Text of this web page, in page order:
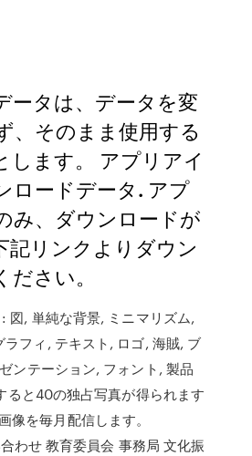
ータは、データを変
、そのまま使用する
します。 アプリアイ
ロードデータ. アプ
み、ダウンロードが
記リンクよりダウン
さい。
図, 単純な背景, ミニマリズム,
フィ, テキスト, ロゴ, 海賊, ブ
ンテーション, フォント, 製品
と40の独占写真が得られます
像を毎月配信します。
わせ 教育委員会 事務局 文化振